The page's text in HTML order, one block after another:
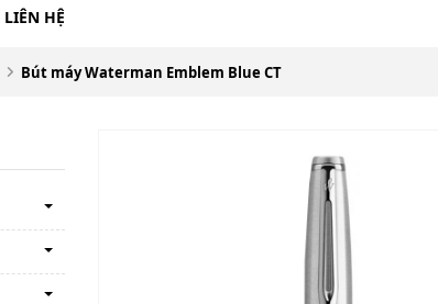
LIÊN HỆ
Bút máy Waterman Emblem Blue CT